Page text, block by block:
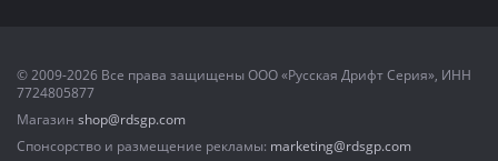
© 2009-2026 Все права защищены ООО «Русская Дрифт Серия», ИНН
7724805877
Магазин shop@rdsgp.com
Спонсорство и размещение рекламы: marketing@rdsgp.com